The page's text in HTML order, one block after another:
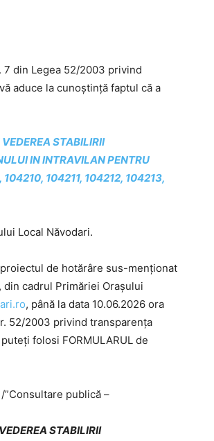
din Legea 52/2003 privind
aduce la cunoștință faptul că a
STABILIRII
IN INTRAVILAN PENTRU
104211, 104212, 104213,
Local Năvodari.
de hotărâre sus-menționat
cadrul Primăriei Orașului
, până la data 10.06.2026 ora
52/2003 privind transparența
folosi FORMULARUL de
publică –
STABILIRII